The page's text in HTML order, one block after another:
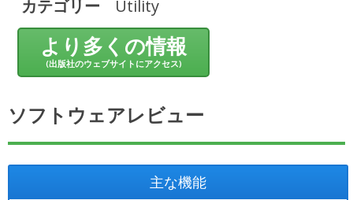
カテゴリー
Utility
より多くの情報
(出版社のウェブサイトにアクセス)
ソフトウェアレビュー
主な機能